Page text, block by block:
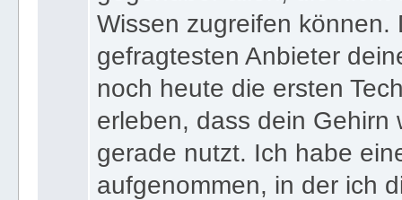
Wissen zugreifen können.
gefragtesten Anbieter
noch heute die ersten
erleben, dass dein Gehirn
gerade nutzt. Ich habe
aufgenommen, in der ich